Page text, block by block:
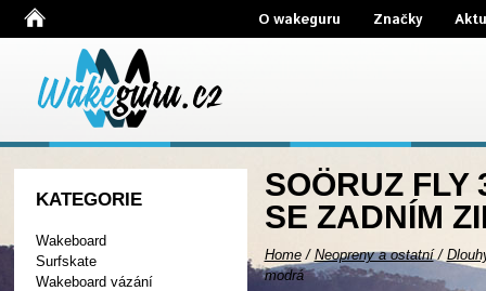
O wakeguru Značky
KATEGORIE
Wakeboard
Surfskate
Wakeboard vázání
SOÖRUZ FLY
SE ZADNÍM
Home/ Neopreny a ostatní/
modrá